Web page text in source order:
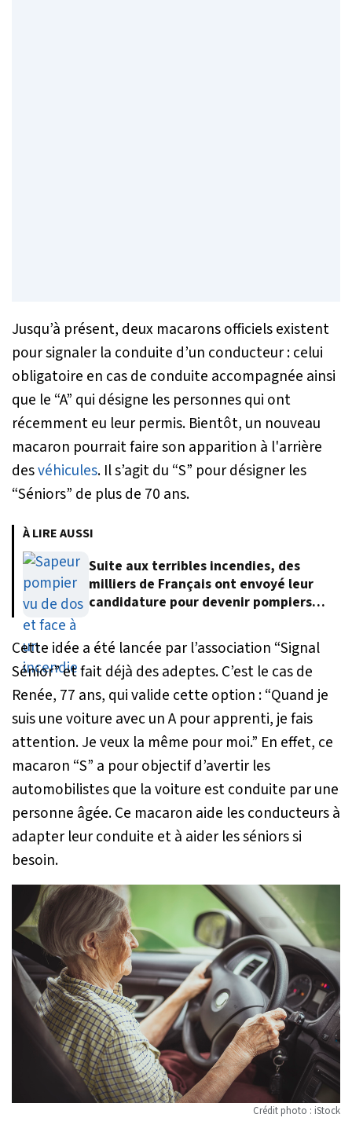
Jusqu’à présent, deux macarons officiels existent
pour signaler la conduite d’un conducteur : celui
obligatoire en cas de conduite accompagnée ainsi
que le “A” qui désigne les personnes qui ont
récemment eu leur permis. Bientôt, un nouveau
macaron pourrait faire son apparition à l'arrière
desvéhicules. Il s’agit du “S” pour désigner les
“Séniors” de plus de 70 ans.
À LIRE AUSSI
Suite aux terribles incendies, des
milliers de Français ont envoyé leur
candidature pour devenir pompiers
Cette idée a été lancée par l’association “Signal
Sénior” et fait déjà des adeptes. C’est le cas de
Renée, 77 ans, qui valide cette option :“Quand je
suis une voiture avec un A pour apprenti, je fais
attention. Je veux la même pour moi.” En effet, ce
macaron “S” a pour objectif d’avertir les
automobilistes que la voiture est conduite par une
personne âgée. Ce macaron aide les conducteurs à
adapter leur conduite et à aider les séniors si
besoin.
Crédit photo : iStock